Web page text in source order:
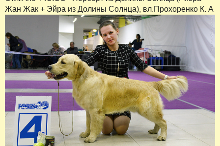
Жан Жак + Эйра из Долины Солнца), вл.Прохоренко К. А